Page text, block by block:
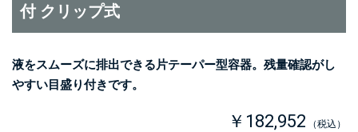
付 クリップ式
液をスムーズに排出できる片テーパー型容器。残量確認がし
やすい目盛り付きです。
￥182,952 （税込）